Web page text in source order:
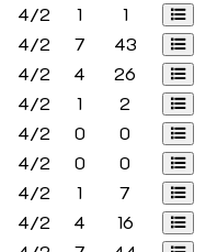
4/2 1
1
4/2 7
43
4/2 4
26
4/2 1
2
4/2 0
0
4/2 0
0
4/2 1
7
4/2 4
16